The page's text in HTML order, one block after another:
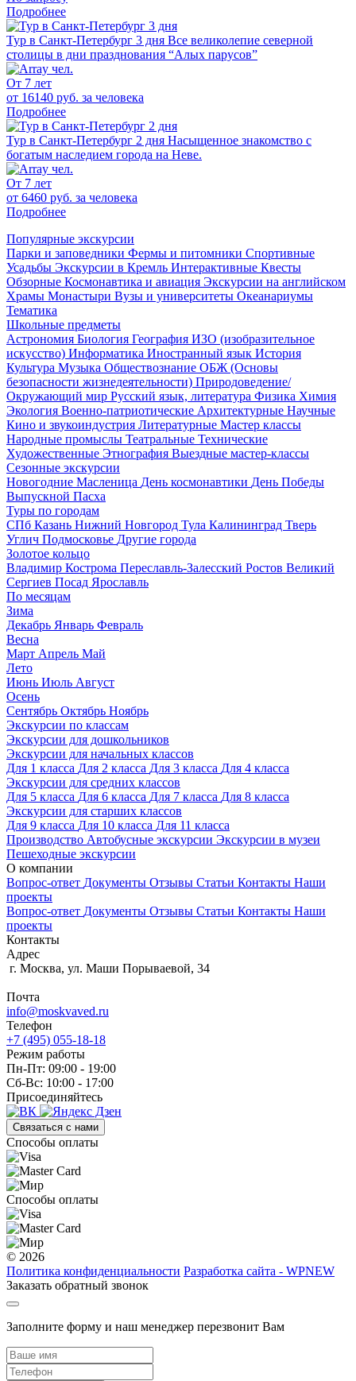
Подробнее
Тур в Санкт-Петербург 3 дня Все великолепие северной
столицы в дни празднования “Алых парусов”
От 7 лет
от 16140 руб. за человека
Подробнее
Тур в Санкт-Петербург 2 дня Насыщенное знакомство с
богатым наследием города на Неве.
От 7 лет
от 6460 руб. за человека
Подробнее
Популярные экскурсии
Парки и заповедники Фермы и питомники Спортивные
Усадьбы Экскурсии в Кремль Интерактивные Квесты
Обзорные Космонавтика и авиация Экскурсии на английском
Храмы Монастыри Вузы и университеты Океанариумы
Тематика
Школьные предметы
Астрономия Биология География ИЗО (изобразительное
искусство) Информатика Иностранный язык История
Культура Музыка Обществознание ОБЖ (Основы
безопасности жизнедеятельности) Природоведение/
Окружающий мир Русский язык, литература Физика Химия
Экология Военно-патриотические Архитектурные Научные
Кино и звукоиндустрия Литературные Мастер классы
Народные промыслы Театральные Технические
Художественные Этнография Выездные мастер-классы
Сезонные экскурсии
Новогодние Масленица День космонавтики День Победы
Выпускной Пасха
Туры по городам
СПб Казань Нижний Новгород Тула Калининград Тверь
Углич Подмосковье Другие города
Золотое кольцо
Владимир Кострома Переславль-Залесский Ростов Великий
Сергиев Посад Ярославль
По месяцам
Зима
Декабрь Январь Февраль
Весна
Март Апрель Май
Лето
Июнь Июль Август
Осень
Сентябрь Октябрь Ноябрь
Экскурсии по классам
Экскурсии для дошкольников
Экскурсии для начальных классов
Для 1 класса Для 2 класса Для 3 класса Для 4 класса
Экскурсии для средних классов
Для 5 класса Для 6 класса Для 7 класса Для 8 класса
Экскурсии для старших классов
Для 9 класса Для 10 класса Для 11 класса
Производство Автобусные экскурсии Экскурсии в музеи
Пешеходные экскурсии
О компании
Вопрос-ответ Документы Отзывы Статьи Контакты Наши
проекты
Вопрос-ответ Документы Отзывы Статьи Контакты Наши
проекты
Контакты
Адрес
г. Москва, ул. Маши Порываевой, 34
Почта
info@moskvaved.ru
Телефон
+7 (495) 055-18-18
Режим работы
Пн-Пт: 09:00 - 19:00
Сб-Вс: 10:00 - 17:00
Присоединяйтесь
Связаться с нами
Способы оплаты
Способы оплаты
© 2026
Политика конфиденциальности Разработка сайта - WPNEW
Заказать обратный звонок
Заполните форму и наш менеджер перезвонит Вам